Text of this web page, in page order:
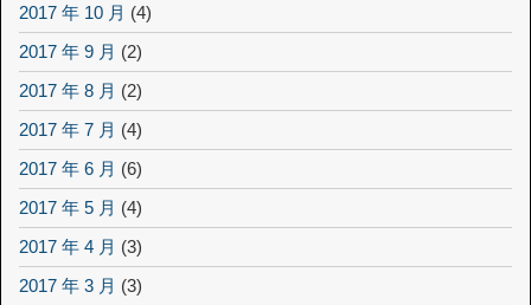
2017 年 10 月 (4)
2017 年 9 月 (2)
2017 年 8 月 (2)
2017 年 7 月 (4)
2017 年 6 月 (6)
2017 年 5 月 (4)
2017 年 4 月 (3)
2017 年 3 月 (3)